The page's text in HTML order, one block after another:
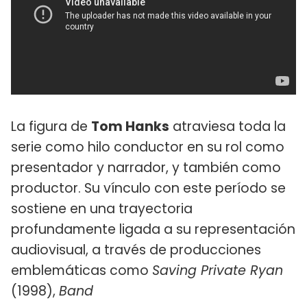
La figura de Tom Hanks atraviesa toda la
serie como hilo conductor en su rol como
presentador y narrador, y también como
productor. Su vínculo con este período se
sostiene en una trayectoria
profundamente ligada a su representación
audiovisual, a través de producciones
emblemáticas como Saving Private Ryan
(1998), Band